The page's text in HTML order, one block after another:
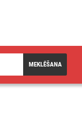
MEKLĒŠANA